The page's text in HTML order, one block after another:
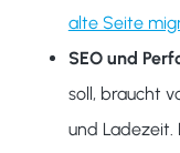
alte Seite
SEO und
soll, braucht
und Ladezeit.